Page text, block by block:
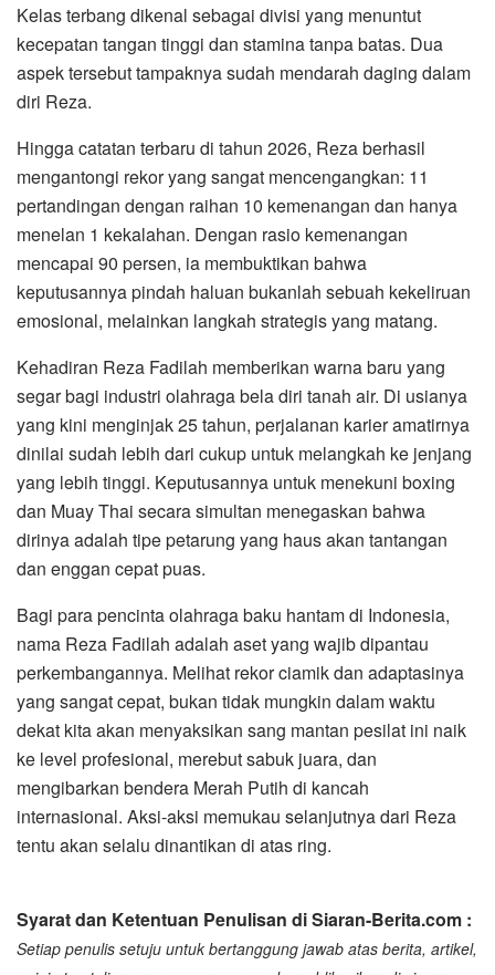
Kelas terbang dikenal sebagai divisi yang menuntut
kecepatan tangan tinggi dan stamina tanpa batas. Dua
aspek tersebut tampaknya sudah mendarah daging dalam
diri Reza.
​Hingga catatan terbaru di tahun 2026, Reza berhasil
mengantongi rekor yang sangat mencengangkan: 11
pertandingan dengan raihan 10 kemenangan dan hanya
menelan 1 kekalahan. Dengan rasio kemenangan
mencapai 90 persen, ia membuktikan bahwa
keputusannya pindah haluan bukanlah sebuah kekeliruan
emosional, melainkan langkah strategis yang matang.
​Kehadiran Reza Fadilah memberikan warna baru yang
segar bagi industri olahraga bela diri tanah air. Di usianya
yang kini menginjak 25 tahun, perjalanan karier amatirnya
dinilai sudah lebih dari cukup untuk melangkah ke jenjang
yang lebih tinggi. Keputusannya untuk menekuni boxing
dan Muay Thai secara simultan menegaskan bahwa
dirinya adalah tipe petarung yang haus akan tantangan
dan enggan cepat puas.
​Bagi para pencinta olahraga baku hantam di Indonesia,
nama Reza Fadilah adalah aset yang wajib dipantau
perkembangannya. Melihat rekor ciamik dan adaptasinya
yang sangat cepat, bukan tidak mungkin dalam waktu
dekat kita akan menyaksikan sang mantan pesilat ini naik
ke level profesional, merebut sabuk juara, dan
mengibarkan bendera Merah Putih di kancah
internasional. Aksi-aksi memukau selanjutnya dari Reza
tentu akan selalu dinantikan di atas ring.
Syarat dan Ketentuan Penulisan di Siaran-Berita.com :
Setiap penulis setuju untuk bertanggung jawab atas berita, artikel,